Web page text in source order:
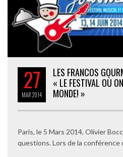
27
MAR2014
LES FRANCOS
« LE FESTIVAL OÙ
MONDE! »
Paris, le 5 Mars 2014, Olivier
questions. Lors de la conférence